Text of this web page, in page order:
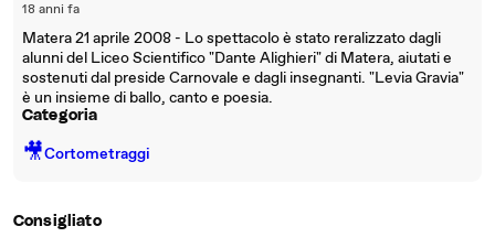
18 anni fa
Matera 21 aprile 2008 - Lo spettacolo è stato reralizzato dagli
alunni del Liceo Scientifico "Dante Alighieri" di Matera, aiutati e
sostenuti dal preside Carnovale e dagli insegnanti. "Levia Gravia"
è un insieme di ballo, canto e poesia.
Categoria
🎥Cortometraggi
Consigliato